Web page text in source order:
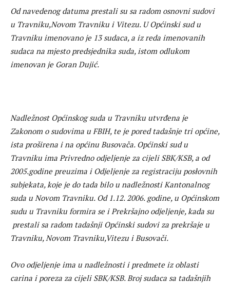
Od navedenog datuma prestali su sa radom osnovni sudovi
u Travniku,Novom Travniku i Vitezu. U Općinski sud u
Travniku imenovano je 13 sudaca, a iz reda imenovanih
sudaca na mjesto predsjednika suda, istom odlukom
imenovan je Goran Dujić.
Nadležnost Općinskog suda u Travniku utvrđena je
Zakonom o sudovima u FBIH, te je pored tadašnje tri općine,
ista proširena i na općinu Busovača. Općinski sud u
Travniku ima Privredno odjeljenje za cijeli SBK/KSB, a od
2005.godine preuzima i Odjeljenje za registraciju posłovnih
subjekata, koje je do tada bilo u nadležnosti Kantonalnog
suda u Novom Travniku. Od 1.12. 2006. godine, u Općinskom
sudu u Travniku formira se i Prekršajno odjeljenje, kada su
prestali sa radom tadašnji Općinski sudovi za prekršaje u
Travniku, Novom Travniku,Vitezu i Busovači.
Ovo odjeljenje ima u nadležnosti i predmete iz oblasti
carina i poreza za cijeli SBK/KSB. Broj sudaca sa tadašnjih